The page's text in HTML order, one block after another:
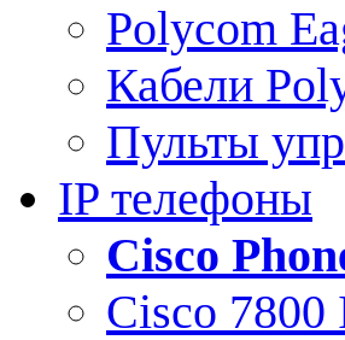
Polycom
Кабели
Пульты
IP телефоны
Сisco
Cisco 7800